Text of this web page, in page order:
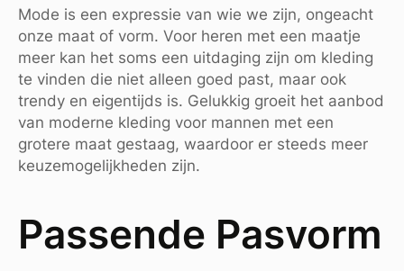
Mode is een expressie van wie we zijn, ongeacht
onze maat of vorm. Voor heren met een maatje
meer kan het soms een uitdaging zijn om kleding
te vinden die niet alleen goed past, maar ook
trendy en eigentijds is. Gelukkig groeit het aanbod
van moderne kleding voor mannen met een
grotere maat gestaag, waardoor er steeds meer
keuzemogelijkheden zijn.
Passende Pasvorm